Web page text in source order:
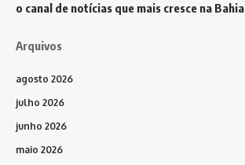
o canal de notícias que mais cresce na Bahia
Arquivos
agosto 2026
julho 2026
junho 2026
maio 2026